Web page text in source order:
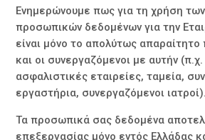
Ενημερώνουμε πως για τη χρήση
προσωπικών δεδομένων για την
είναι μόνο το απολύτως
και οι συνεργαζόμενοι με αυτήν
ασφαλιστικές εταιρείες, ταμεία,
εργαστήρια, συνεργαζόμενοι ιατροί).
Τα προσωπικά σας δεδομένα
επεξεργασίας μόνο εντός Ελλάδας